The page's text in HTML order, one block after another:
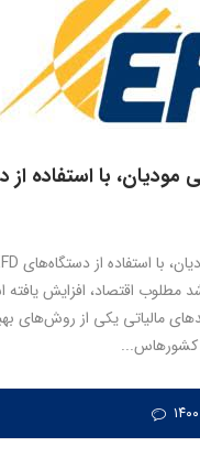
مودیان، با استفاده
مطلوب اقتصاد، افزایش
مالیاتی یکی از روش‌های
کشورهاس...